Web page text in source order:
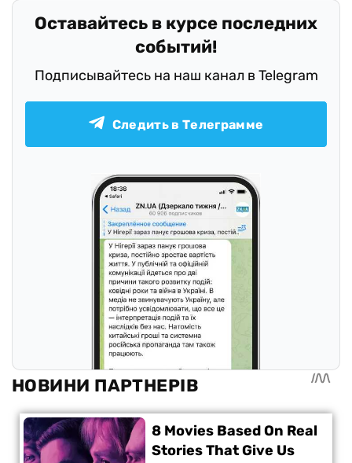
Оставайтесь в курсе последних
событий!
Подписывайтесь на наш канал в Telegram
Следить в Телеграмме